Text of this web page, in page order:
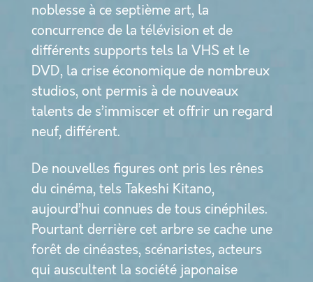
noblesse à ce septième art, la
concurrence de la télévision et de
différents supports tels la VHS et le
DVD, la crise économique de nombreux
studios, ont permis à de nouveaux
talents de s’immiscer et offrir un regard
neuf, différent.
De nouvelles figures ont pris les rênes
du cinéma, tels Takeshi Kitano,
aujourd’hui connues de tous cinéphiles.
Pourtant derrière cet arbre se cache une
forêt de cinéastes, scénaristes, acteurs
qui auscultent la société japonaise